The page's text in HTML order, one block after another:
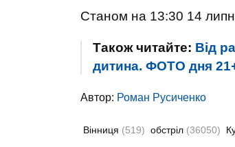
Станом на 13:30 14
Також читайте: Від
дитина. ФОТО дня
Автор: Роман Русиченко
Вінниця (519) обстріл (36050)